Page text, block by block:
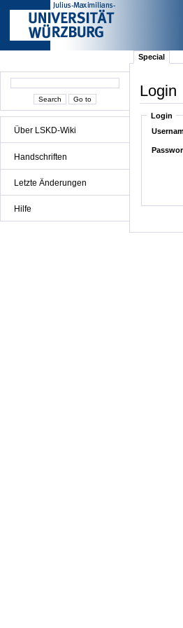
Über LSKD-Wiki
Handschriften
Letzte Änderungen
Hilfe
Special
Login
Login